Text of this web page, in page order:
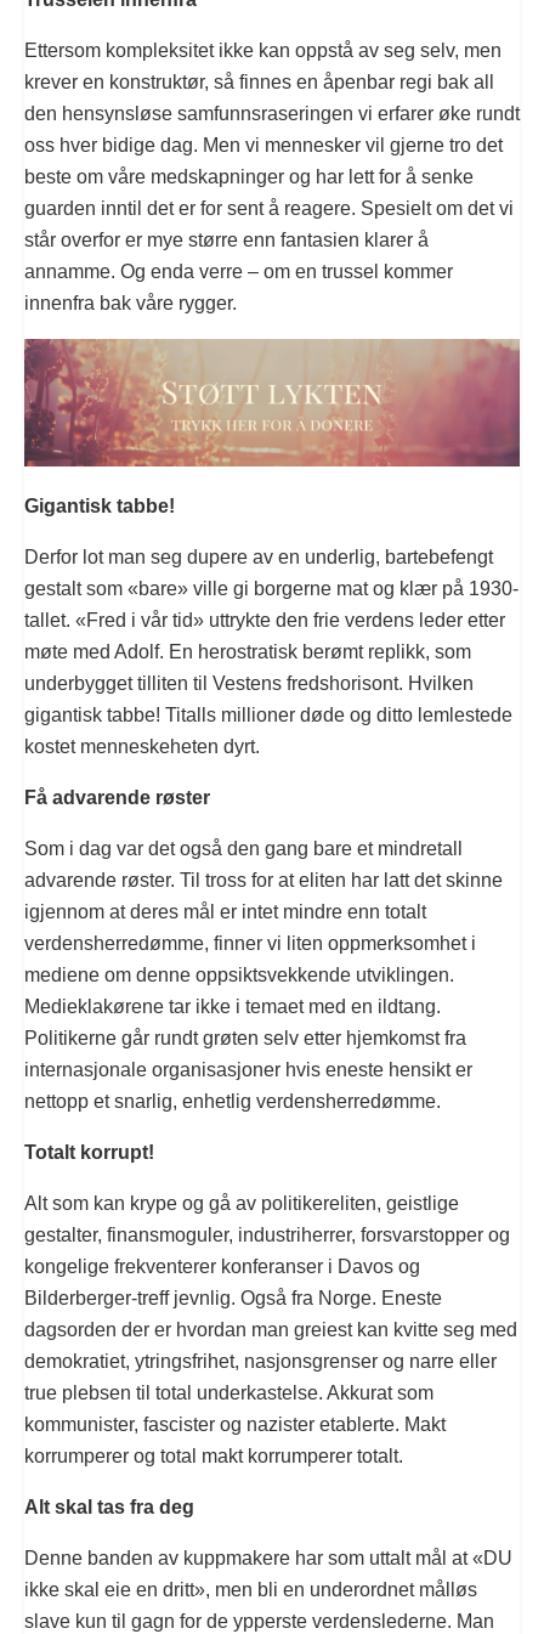
Ettersom kompleksitet ikke kan oppstå av seg selv, men
krever en konstruktør, så finnes en åpenbar regi bak all
den hensynsløse samfunnsraseringen vi erfarer øke rundt
oss hver bidige dag. Men vi mennesker vil gjerne tro det
beste om våre medskapninger og har lett for å senke
guarden inntil det er for sent å reagere. Spesielt om det vi
står overfor er mye større enn fantasien klarer å
annamme. Og enda verre – om en trussel kommer
innenfra bak våre rygger.
Gigantisk tabbe!
Derfor lot man seg dupere av en underlig, bartebefengt
gestalt som «bare» ville gi borgerne mat og klær på 1930-
tallet. «Fred i vår tid» uttrykte den frie verdens leder etter
møte med Adolf. En herostratisk berømt replikk, som
underbygget tilliten til Vestens fredshorisont. Hvilken
gigantisk tabbe! Titalls millioner døde og ditto lemlestede
kostet menneskeheten dyrt.
Få advarende røster
Som i dag var det også den gang bare et mindretall
advarende røster. Til tross for at eliten har latt det skinne
igjennom at deres mål er intet mindre enn totalt
verdensherredømme, finner vi liten oppmerksomhet i
mediene om denne oppsiktsvekkende utviklingen.
Medieklakørene tar ikke i temaet med en ildtang.
Politikerne går rundt grøten selv etter hjemkomst fra
internasjonale organisasjoner hvis eneste hensikt er
nettopp et snarlig, enhetlig verdensherredømme.
Totalt korrupt!
Alt som kan krype og gå av politikereliten, geistlige
gestalter, finansmoguler, industriherrer, forsvarstopper og
kongelige frekventerer konferanser i Davos og
Bilderberger-treff jevnlig. Også fra Norge. Eneste
dagsorden der er hvordan man greiest kan kvitte seg med
demokratiet, ytringsfrihet, nasjonsgrenser og narre eller
true plebsen til total underkastelse. Akkurat som
kommunister, fascister og nazister etablerte. Makt
korrumperer og total makt korrumperer totalt.
Alt skal tas fra deg
Denne banden av kuppmakere har som uttalt mål at «DU
ikke skal eie en dritt», men bli en underordnet målløs
slave kun til gagn for de ypperste verdenslederne. Man